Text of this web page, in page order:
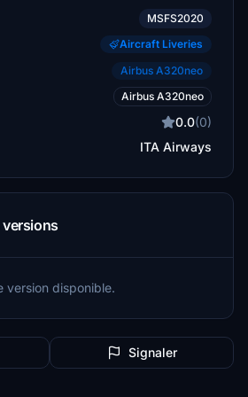
MSFS2020
Aircraft Liveries
Airbus A320neo
Airbus A320neo
0.0(0)
ITA Airways
version disponible.
Signaler